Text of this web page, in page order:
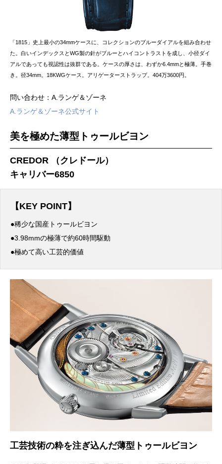
「1815」史上最小の34mmケースに、コレクションのブルーダイアルを組み合わせ
た。白いインデックスとWG製の針がブルーとハイコントラストを成し、小径ダイ
アルであっても視認性は抜群である。ケースの厚さは、わずか6.4mmと極薄。手巻
き。径34mm。18KWGケース。アリゲーターストラップ。404万3600円。
問い合わせ：A.ランゲ＆ゾーネ
A.ランゲ＆ゾーネ公式サイト
美を極めた薄型トゥールビヨン
CREDOR （クレドール）
キャリバー6850
【KEY POINT】
●稀少な国産トゥールビヨン
●3.98mmの極薄で約60時間駆動
●極めて高い工芸的価値
工芸技術の粋を注ぎ込んだ薄型トゥールビヨン